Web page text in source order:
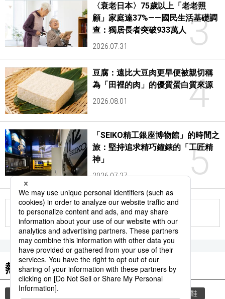
3
〈衰老日本〉75歲以上「老老照
顧」家庭達37%——國民生活基礎調
查：獨居長者突破933萬人
2026.07.31
4
豆腐：遠比大豆肉更早便被親切稱
為「田裡的肉」的優質蛋白質來源
2026.08.01
5
「SEIKO精工銀座博物館」的時間之
旅：堅持追求精巧鐘錶的「工匠精
神」
2026.07.27
更多
熱門關鍵詞
教育 禮儀 脫鞋